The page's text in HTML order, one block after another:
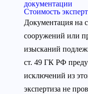
документации
Стоимость
Документация на
сооружений или
изысканий
ст. 49 ГК РФ
исключений из
экспертиза не